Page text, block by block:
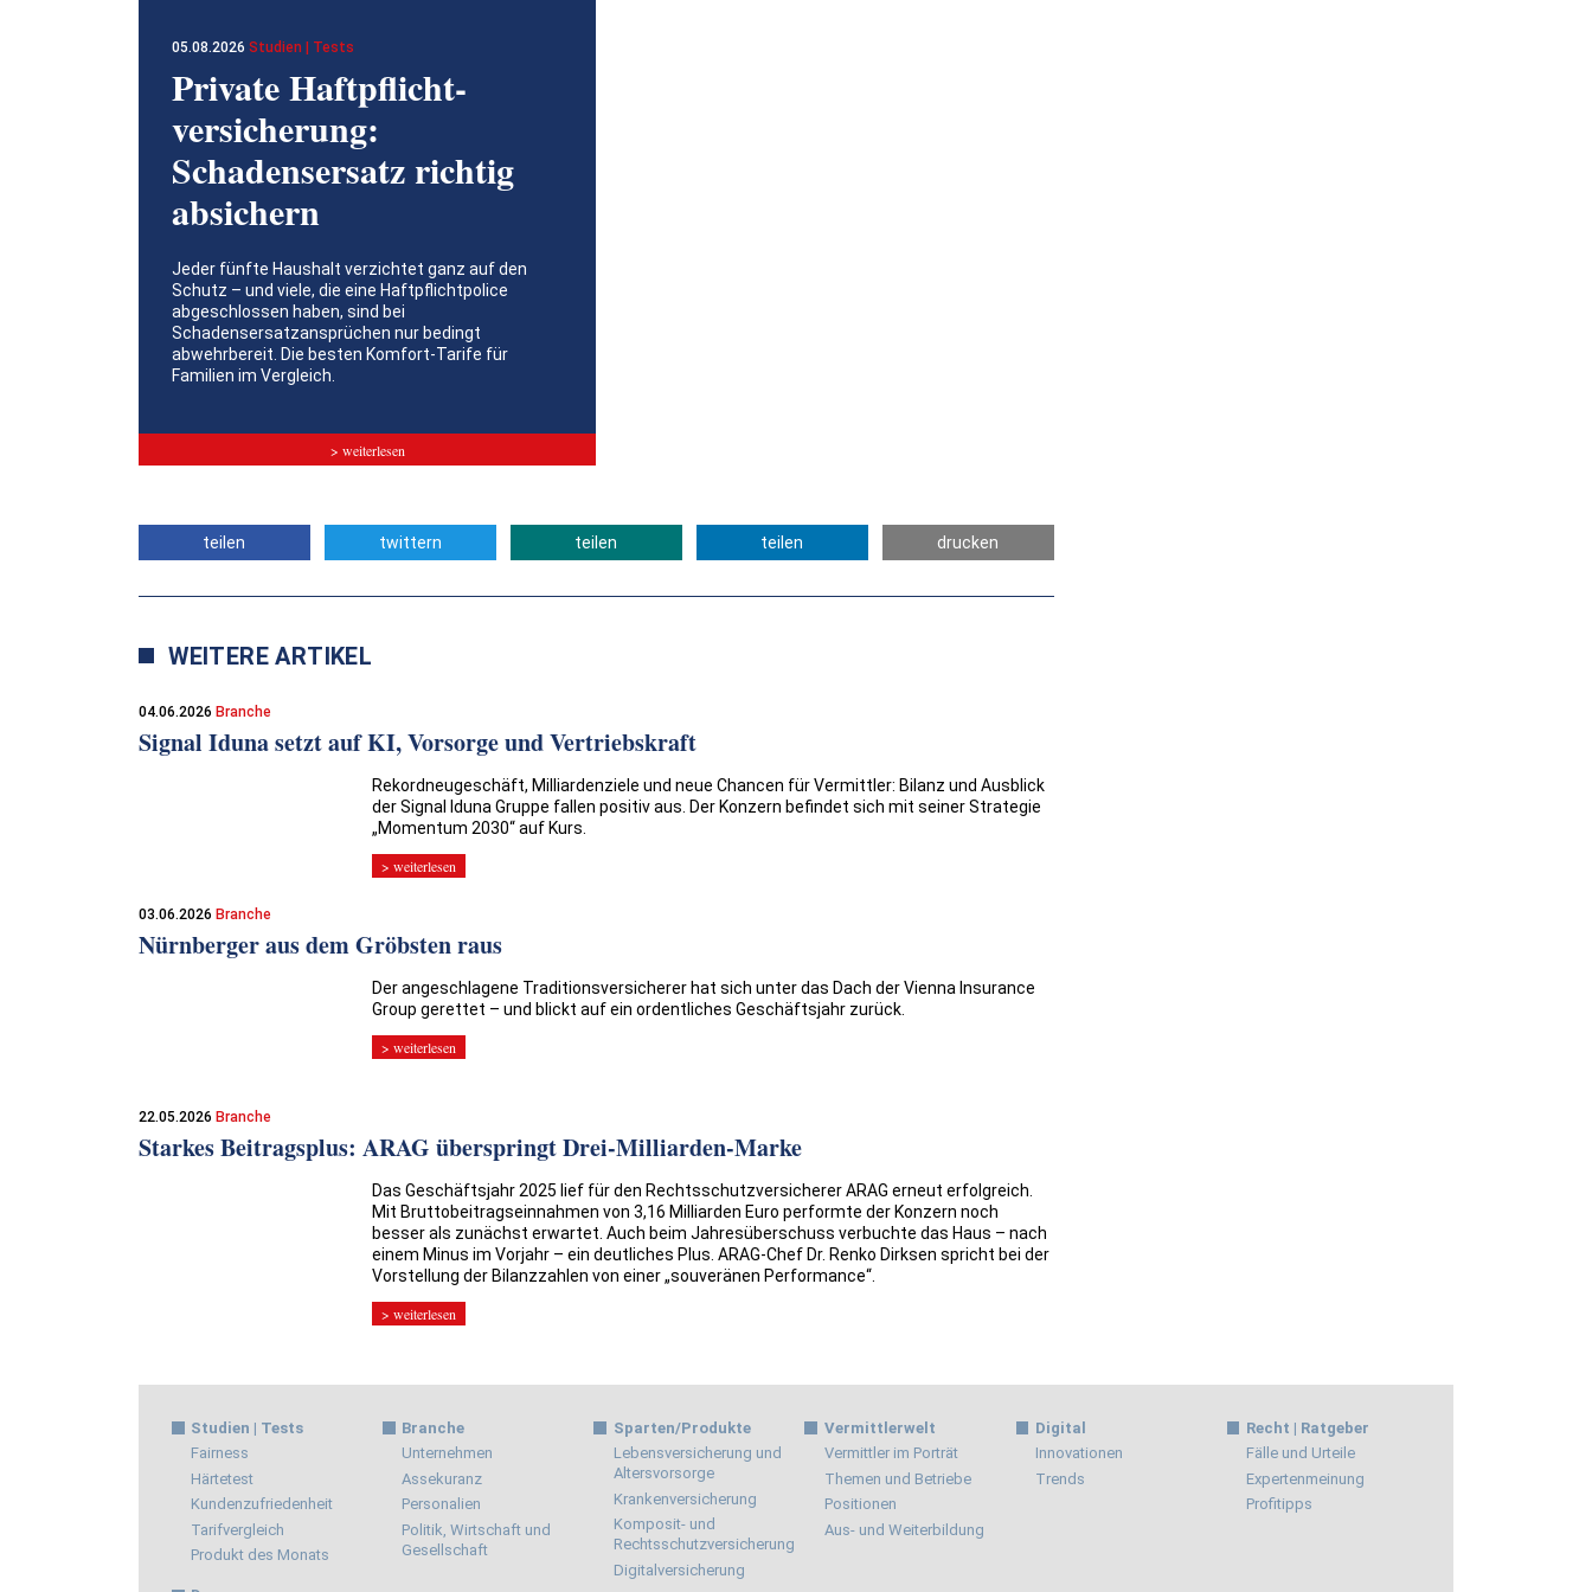
05.08.2026 Studien | Tests
Private Haftpflicht­
versicherung:
Schadensersatz richtig
absichern
Jeder fünfte Haushalt verzichtet ganz auf den
Schutz – und viele, die eine Haftpflichtpolice
abgeschlossen haben, sind bei
Schadensersatzansprüchen nur bedingt
abwehrbereit. Die besten Komfort-Tarife für
Familien im Vergleich.
> weiterlesen
teilen twittern teilen teilen drucken
WEITERE ARTIKEL
04.06.2026 Branche
Signal Iduna setzt auf KI, Vorsorge und Vertriebskraft
Rekordneugeschäft, Milliardenziele und neue Chancen für Vermittler: Bilanz und Ausblick
der Signal Iduna Gruppe fallen positiv aus. Der Konzern befindet sich mit seiner Strategie
„Momentum 2030“ auf Kurs.
> weiterlesen
03.06.2026 Branche
Nürnberger aus dem Gröbsten raus
Der angeschlagene Traditionsversicherer hat sich unter das Dach der Vienna Insurance
Group gerettet – und blickt auf ein ordentliches Geschäftsjahr zurück.
> weiterlesen
22.05.2026 Branche
Starkes Beitragsplus: ARAG überspringt Drei-Milliarden-Marke
Das Geschäftsjahr 2025 lief für den Rechtsschutzversicherer ARAG erneut erfolgreich.
Mit Bruttobeitragseinnahmen von 3,16 Milliarden Euro performte der Konzern noch
besser als zunächst erwartet. Auch beim Jahresüberschuss verbuchte das Haus – nach
einem Minus im Vorjahr – ein deutliches Plus. ARAG-Chef Dr. Renko Dirksen spricht bei der
Vorstellung der Bilanzzahlen von einer „souveränen Performance“.
> weiterlesen
Studien | Tests
Fairness
Härtetest
Kundenzufriedenheit
Tarifvergleich
Produkt des Monats
Branche
Unternehmen
Assekuranz
Personalien
Politik, Wirtschaft und
Gesellschaft
Sparten/Produkte
Lebensversicherung und
Altersvorsorge
Krankenversicherung
Komposit- und
Rechtsschutzversicherung
Digitalversicherung
Vermittlerwelt
Vermittler im Porträt
Themen und Betriebe
Positionen
Aus- und Weiterbildung
Digital
Innovationen
Trends
Recht | Ratgeber
Fälle und Urteile
Expertenmeinung
Profitipps